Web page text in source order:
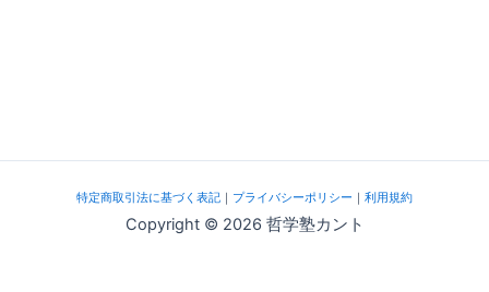
特定商取引法に基づく表記 ｜ プライバシーポリシー ｜ 利用規約
Copyright © 2026 哲学塾カント